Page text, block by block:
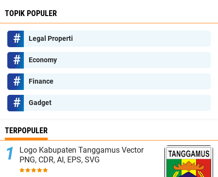
TOPIK POPULER
Legal Properti
Economy
Finance
Gadget
TERPOPULER
Logo Kabupaten Tanggamus Vector
PNG, CDR, AI, EPS, SVG